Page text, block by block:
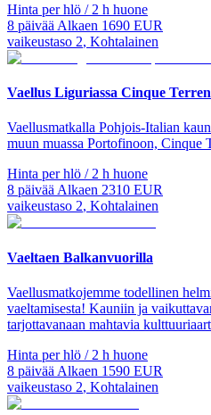
Hinta per hlö / 2 h huone
8 päivää Alkaen 1690 EUR
vaikeustaso 2, Kohtalainen
Vaellus Liguriassa Cinque
Vaellusmatkalla Pohjois-Italian
muun muassa Portofinoon, Cinque
Hinta per hlö / 2 h huone
8 päivää Alkaen 2310 EUR
vaikeustaso 2, Kohtalainen
Vaeltaen Balkanvuorilla
Vaellusmatkojemme todellinen
vaeltamisesta! Kauniin ja
tarjottavanaan mahtavia
Hinta per hlö / 2 h huone
8 päivää Alkaen 1590 EUR
vaikeustaso 2, Kohtalainen